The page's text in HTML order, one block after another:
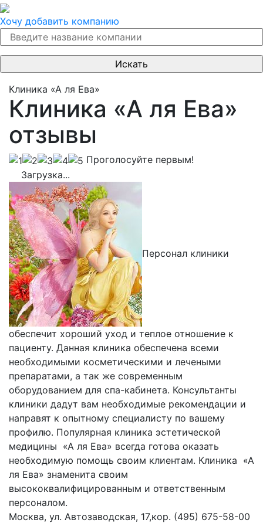
Хочу добавить компанию
Клиника «А ля Ева»
Клиника «А ля Ева»
отзывы
Проголосуйте первым!
Загрузка...
Персонал клиники
обеспечит хороший уход и теплое отношение к
пациенту. Данная клиника обеспечена всеми
необходимыми косметическими и лечеными
препаратами, а так же современным
оборудованием для спа-кабинета. Консультанты
клиники дадут вам необходимые рекомендации и
направят к опытному специалисту по вашему
профилю. Популярная клиника эстетической
медицины «А ля Ева» всегда готова оказать
необходимую помощь своим клиентам. Клиника «А
ля Ева» знаменита своим
высококвалифицированным и ответственным
персоналом.
Москва, ул. Автозаводская, 17,кор. (495) 675-58-00